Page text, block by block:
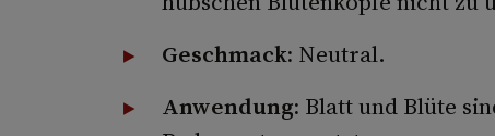
Geschmack: Neutral.
Anwendung: Blatt und Blüte